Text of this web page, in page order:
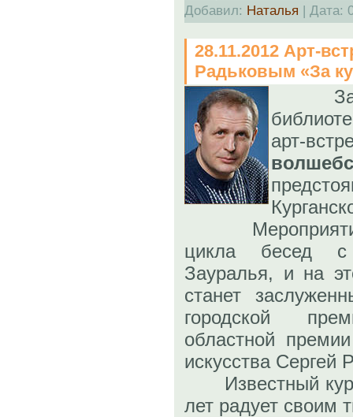
Добавил: Наталья | Дата:
28.11.2012 Арт-
Радьковым «За
арт-
Мероприятие
цикла бесед с
Зауралья, и на
станет
городской
областной
искусства Сергей
Известный
лет радует своим